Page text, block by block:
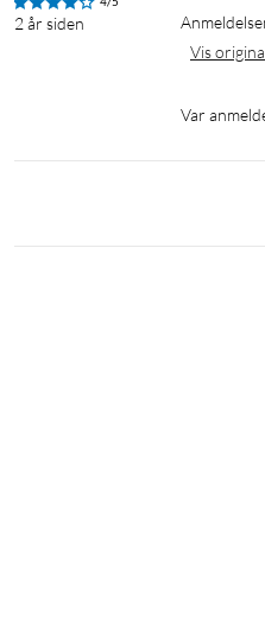
Mål: 301x174x216 mm
2 år siden
Vis
Var